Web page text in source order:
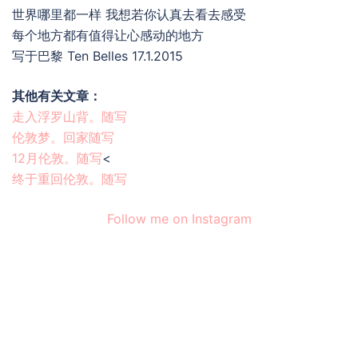
世界哪里都一样 我想若你认真去看去感受
每个地方都有值得让心感动的地方
写于巴黎 Ten Belles 17.1.2015
其他有关文章：
走入浮罗山背。随写
伦敦梦。回家随写
12月伦敦。随写<
终于重回伦敦。随写
Follow me on Instagram